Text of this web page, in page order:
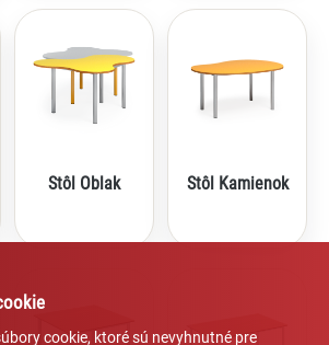
Stôl Oblak Stôl Kamienok
cookie, ktoré sú nevyhnutné pre